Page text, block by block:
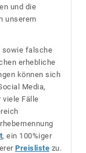
und die
unserem
sowie falsche
erhebliche
können sich
Media,
viele Fälle
, ein 100%iger
Preisliste zu.